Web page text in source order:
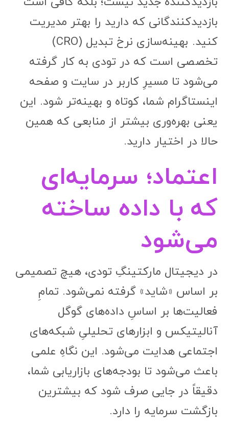
بازدیدکنندگانی که دارید را بهتر مدیریت
کنید. بهینه‌سازی نرخ تبدیل (CRO)
تخصصی است که در تودی به کار گرفته
می‌شود تا مسیرِ کاربر در سایت و صفحه
اینستاگرام شما، کوتاه و بهینه‌تر شود. این
یعنی بهره‌وری بیشتر از منابعی که همین
حالا در اختیار دارید.
اعتماد؛ سرمایه‌ای
که با داده ساخته
می‌شود
در دیجیتال مارکتینگِ تودی، هیچ تصمیمی
بر اساس «شاید» گرفته نمی‌شود. تمامِ
فعالیت‌ها بر اساسِ داده‌های گوگل
آنالیتیکس و ابزارهای تحلیلیِ شبکه‌های
اجتماعی هدایت می‌شود. این نگاهِ علمی
باعث می‌شود تا بودجه‌های بازاریابی شما،
دقیقاً در جایی صرف شود که بیشترین
بازگشت سرمایه را دارد.